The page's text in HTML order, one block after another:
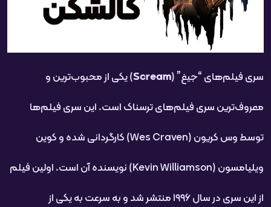
سری فیلم‌های “جیغ” (Scream) یکی از محبوب‌ترین و
معروف‌ترین سری فیلم‌های ترسناک است. این سری فیلم‌ها
توسط وس کریون (Wes Craven) کارگردانی شده و کوین
ویلیامسون (Kevin Williamson) نویسنده آن است. اولین فیلم
از این سری در سال ۱۹۹۶ منتشر شد و به سرعت به یکی از